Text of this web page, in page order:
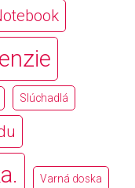
Slúchadlá
Varná doska